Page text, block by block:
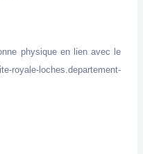
physique en lien avec le
royale-loches.departement-